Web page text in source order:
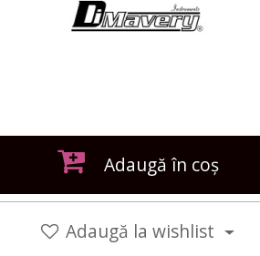
Adaugă în coș
Adaugă la wishlist